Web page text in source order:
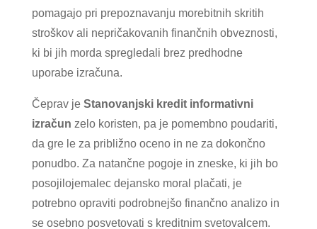
pomagajo pri prepoznavanju morebitnih skritih
stroškov ali nepričakovanih finančnih obveznosti,
ki bi jih morda spregledali brez predhodne
uporabe izračuna.
Čeprav je Stanovanjski kredit informativni
izračun zelo koristen, pa je pomembno poudariti,
da gre le za približno oceno in ne za dokončno
ponudbo. Za natančne pogoje in zneske, ki jih bo
posojilojemalec dejansko moral plačati, je
potrebno opraviti podrobnejšo finančno analizo in
se osebno posvetovati s kreditnim svetovalcem.